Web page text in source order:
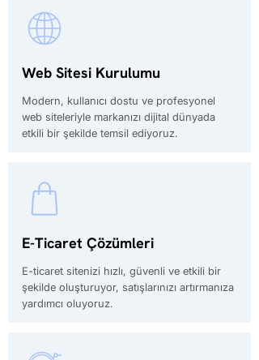
Web Sitesi Kurulumu
Modern, kullanıcı dostu ve profesyonel
web siteleriyle markanızı dijital dünyada
etkili bir şekilde temsil ediyoruz.
E-Ticaret Çözümleri
E-ticaret sitenizi hızlı, güvenli ve etkili bir
şekilde oluşturuyor, satışlarınızı artırmanıza
yardımcı oluyoruz.